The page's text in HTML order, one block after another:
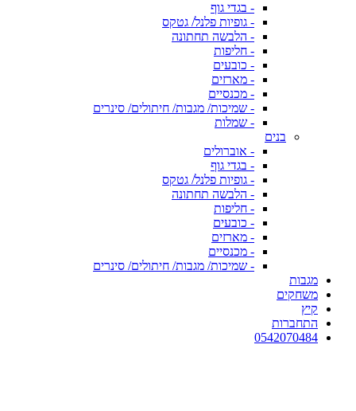
- בגדי גוף
- גופיות פלנל/ גטקס
- הלבשה תחתונה
- חליפות
- כובעים
- מארזים
- מכנסיים
- שמיכות/ מגבות/ חיתולים/ סינרים
- שמלות
בנים
- אוברולים
- בגדי גוף
- גופיות פלנל/ גטקס
- הלבשה תחתונה
- חליפות
- כובעים
- מארזים
- מכנסיים
- שמיכות/ מגבות/ חיתולים/ סינרים
מגבות
משחקים
קיץ
התחברות
0542070484